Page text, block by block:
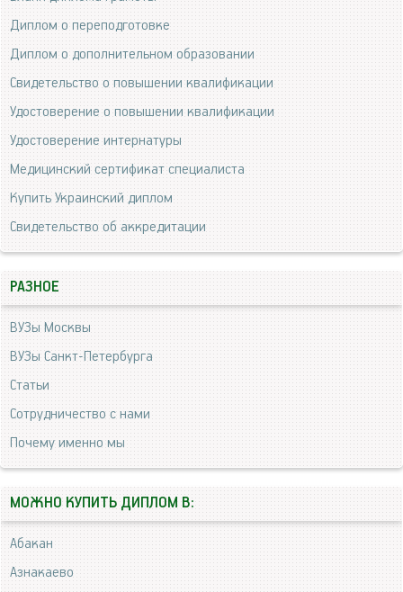
Диплом о переподготовке
Диплом о дополнительном образовании
Свидетельство о повышении квалификации
Удостоверение о повышении квалификации
Удостоверение интернатуры
Медицинский сертификат специалиста
Купить Украинский диплом
Свидетельство об аккредитации
РАЗНОЕ
ВУЗы Москвы
ВУЗы Санкт-Петербурга
Статьи
Сотрудничество с нами
Почему именно мы
МОЖНО КУПИТЬ ДИПЛОМ В:
Абакан
Азнакаево